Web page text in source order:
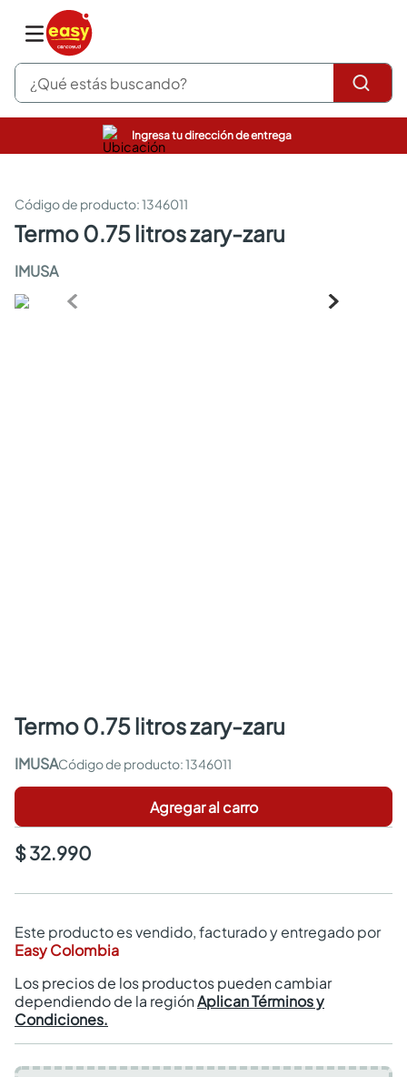
¿Qué estás buscando?
Ingresa tu dirección de entrega
:1346011
termo 0.75 litros zary-zaru
IMUSA
termo 0.75 litros zary-zaru
IMUSA :1346011
Agregar al carro
$ 32.990
Este producto es vendido, facturado y entregado por
Easy Colombia
Los precios de los productos pueden cambiar
dependiendo de la regiónAplican Términos y
Condiciones.
pinturas
sanitarios
comedor
pisos
armarios closet